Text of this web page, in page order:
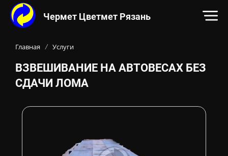
Чермет Цветмет Рязань
Контакты:
ОСНОВНОЙ КОНТЕНТ НА САЙТЕ
Главная / Услуги
ВЗВЕШИВАНИЕ НА АВТОВЕСАХ БЕЗ
СДАЧИ ЛОМА